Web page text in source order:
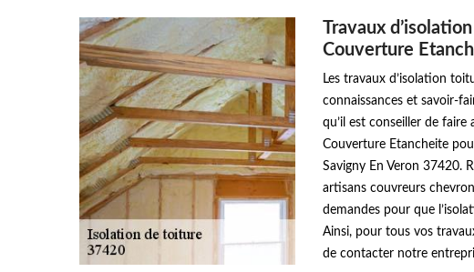
Travaux
Couverture
Les travaux d’isolation
connaissances et savoir-
qu’il est conseiller de
Couverture Etancheite
Savigny En Veron 37420.
artisans couvreurs
demandes pour que
Ainsi, pour tous vos
de contacter notre